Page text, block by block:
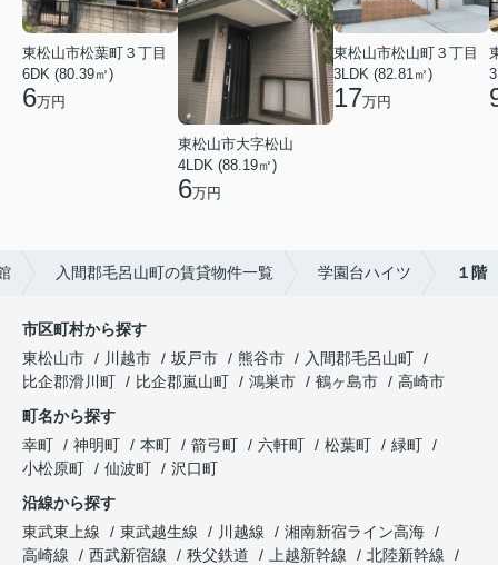
東松山市松葉町３丁目
6DK (80.39㎡)
6万円
東松山市大字松山
4LDK (88.19㎡)
6万円
東松山市松山町３丁目
3LDK (82.81㎡)
17万円
入間郡毛呂山町の賃貸物件一覧 学園台ハイツ １階
市区町村から探す
東松山市
川越市 坂戸市 熊谷市
入間郡毛呂山町
比企郡滑川町
比企郡嵐山町 鴻巣市 鶴ヶ島市
高崎市
町名から探す
幸町
神明町 本町 箭弓町 六軒町 松葉町
緑町
小松原町
仙波町
沢口町
沿線から探す
東武東上線
東武越生線 川越線
湘南新宿ライン高海
高崎線
西武新宿線 秩父鉄道 上越新幹線
北陸新幹線